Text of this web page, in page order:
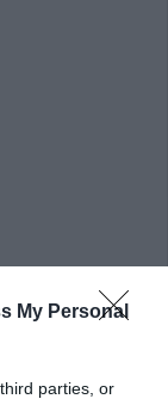
My Personal
parties, or